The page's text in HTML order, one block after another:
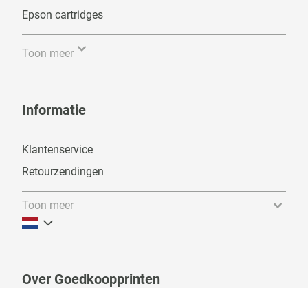
Epson cartridges
Toon meer
Informatie
Klantenservice
Retourzendingen
Toon meer
Over Goedkoopprinten